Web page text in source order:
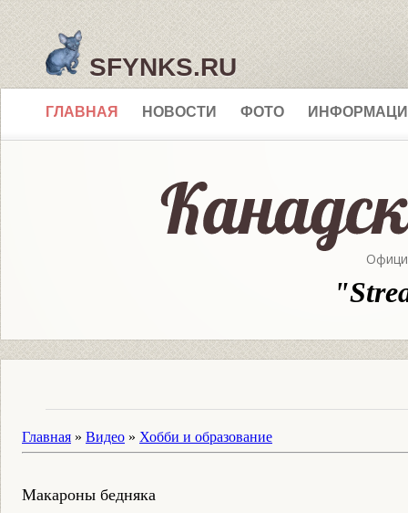
SFYNKS.RU
ГЛАВНАЯ НОВОСТИ ФОТО
Главная » Видео » Хобби и образование
Макароны бедняка